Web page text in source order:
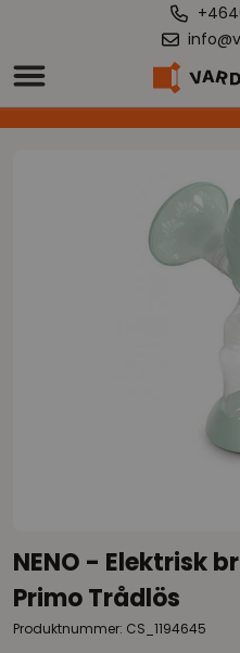
Hem
NENO - Elektrisk
Primo Trådlös
Produktnummer: CS_1194645